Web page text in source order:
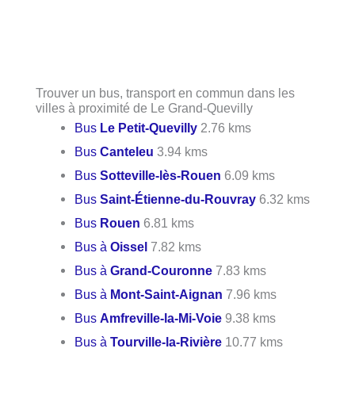
Trouver un bus, transport en commun dans les
villes à proximité de Le Grand-Quevilly
Bus Le Petit-Quevilly 2.76 kms
BusCanteleu 3.94 kms
BusSotteville-lès-Rouen 6.09 kms
BusSaint-Étienne-du-Rouvray 6.32 kms
Bus Rouen 6.81 kms
Bus àOissel 7.82 kms
Bus àGrand-Couronne 7.83 kms
Bus à Mont-Saint-Aignan 7.96 kms
BusAmfreville-la-Mi-Voie 9.38 kms
Bus àTourville-la-Rivière 10.77 kms